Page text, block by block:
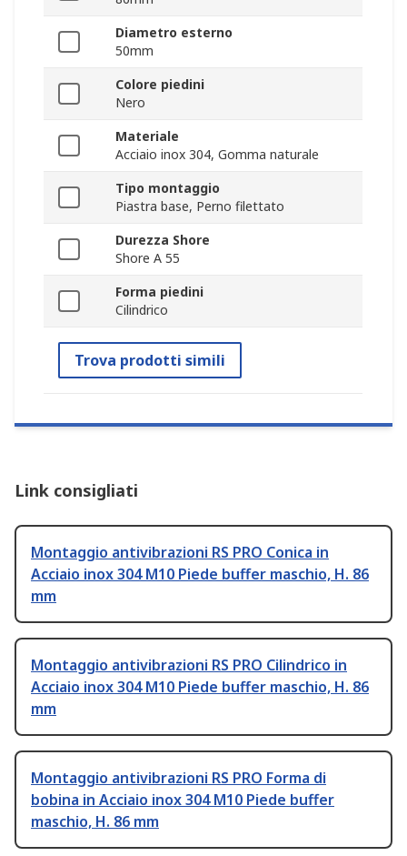
Diametro esterno
50mm
Colore piedini
Nero
Materiale
Acciaio inox 304, Gomma naturale
Tipo montaggio
Piastra base, Perno filettato
Durezza Shore
Shore A 55
Forma piedini
Cilindrico
Trova prodotti simili
Link consigliati
Montaggio antivibrazioni RS PRO Conica in
Acciaio inox 304 M10 Piede buffer maschio, H. 86
mm
Montaggio antivibrazioni RS PRO Cilindrico in
Acciaio inox 304 M10 Piede buffer maschio, H. 86
mm
Montaggio antivibrazioni RS PRO Forma di
bobina in Acciaio inox 304 M10 Piede buffer
maschio, H. 86 mm